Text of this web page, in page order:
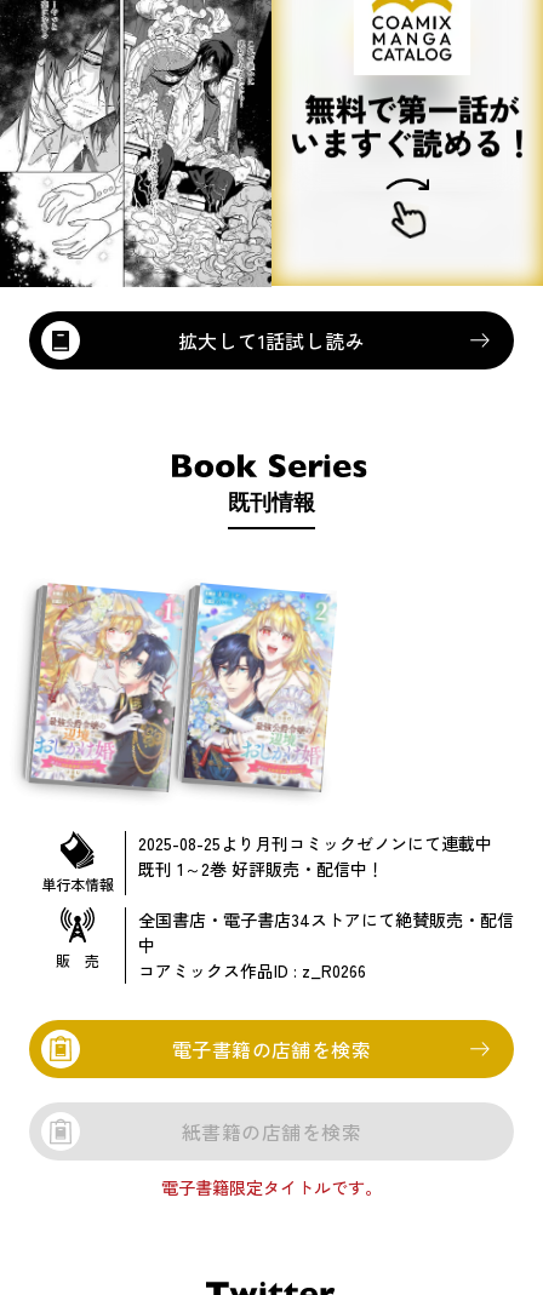
拡大して1話試し読み
既刊情報
単行本情報
2025-08-25 より 月刊コミックゼノンにて連載中
既刊 1～2巻 好評販売・配信中！
販 売
全国書店・電子書店34ストアにて絶賛販売・配信
中
コアミックス作品ID : z_R0266
電子書籍の店舗を検索
紙書籍の店舗を検索
電子書籍限定タイトルです。